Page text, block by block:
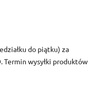
do piątku) za
wysyłki produktów